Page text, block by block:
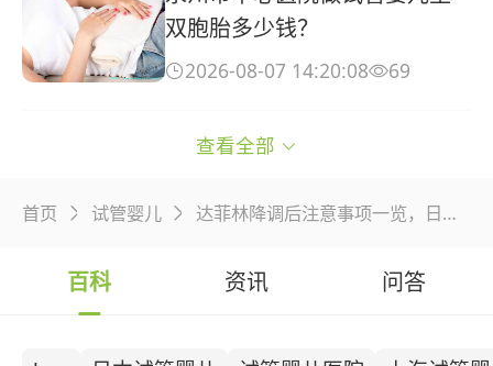
双胞胎多少钱？
2026-08-07 14:20:0869
海生殖医学中心如何？
 2026-08-07 14:00:08 384
间，美国试管婴儿费用多少钱
查看全部 
首页 试管婴儿 达菲林降调后注意事项一览，日常饮食再馋也要忌口
百科 资讯 问答